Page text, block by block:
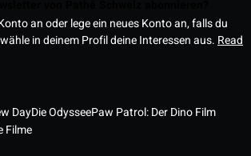
an oder lege ein neues Konto an, falls du
in deinem Profil deine Interessen aus. Read
DayDie OdysseePaw Patrol: Der Dino Film
Filme